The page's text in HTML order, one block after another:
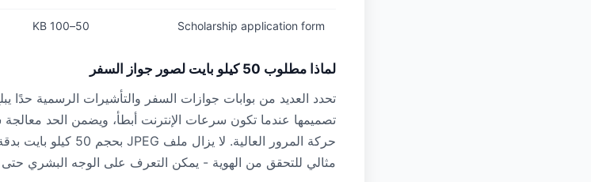
Scholarship application form
50–100 KB
لماذا مطلوب 50 كيلو بايت لصور جواز السفر
تصميمها عندما تكون سرعات الإنترنت أبطأ، ويضمن الحد
مثالي للتحقق من الهوية - يمكن التعرف على الوجه البشري